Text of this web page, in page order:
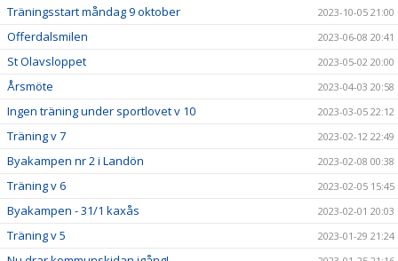
Träningsstart måndag 9 oktober 2023-10-05 21:00
Offerdalsmilen 2023-06-08 20:41
St Olavsloppet 2023-05-02 20:00
Årsmöte 2023-04-03 20:58
Ingen träning under sportlovet v 10 2023-03-05 22:12
Träning v 7 2023-02-12 22:49
Byakampen nr 2 i Landön 2023-02-08 00:38
Träning v 6 2023-02-05 15:45
Byakampen - 31/1 kaxås 2023-02-01 20:03
Träning v 5 2023-01-29 21:24